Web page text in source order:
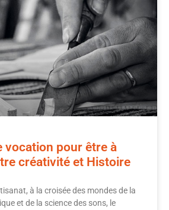
vocation pour être à
créativité et Histoire
à la croisée des mondes de la
et de la science des sons, le